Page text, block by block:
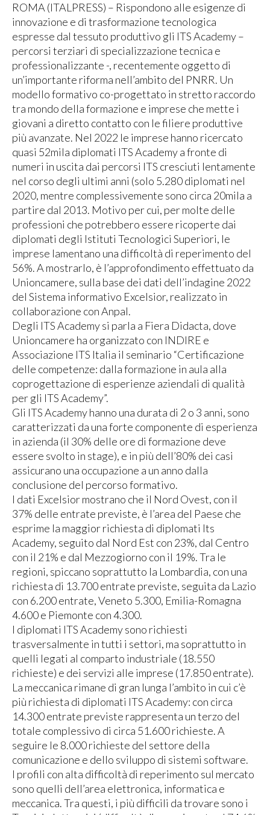
ROMA (ITALPRESS) – Rispondono alle esigenze di
innovazione e di trasformazione tecnologica
espresse dal tessuto produttivo gli ITS Academy –
percorsi terziari di specializzazione tecnica e
professionalizzante -, recentemente oggetto di
un’importante riforma nell’ambito del PNRR. Un
modello formativo co-progettato in stretto raccordo
tra mondo della formazione e imprese che mette i
giovani a diretto contatto con le filiere produttive
più avanzate. Nel 2022 le imprese hanno ricercato
quasi 52mila diplomati ITS Academy a fronte di
numeri in uscita dai percorsi ITS cresciuti lentamente
nel corso degli ultimi anni (solo 5.280 diplomati nel
2020, mentre complessivemente sono circa 20mila a
partire dal 2013. Motivo per cui, per molte delle
professioni che potrebbero essere ricoperte dai
diplomati degli Istituti Tecnologici Superiori, le
imprese lamentano una difficoltà di reperimento del
56%. A mostrarlo, è l’approfondimento effettuato da
Unioncamere, sulla base dei dati dell’indagine 2022
del Sistema informativo Excelsior, realizzato in
collaborazione con Anpal.
Degli ITS Academy si parla a Fiera Didacta, dove
Unioncamere ha organizzato con INDIRE e
Associazione ITS Italia il seminario “Certificazione
delle competenze: dalla formazione in aula alla
coprogettazione di esperienze aziendali di qualità
per gli ITS Academy”.
Gli ITS Academy hanno una durata di 2 o 3 anni, sono
caratterizzati da una forte componente di esperienza
in azienda (il 30% delle ore di formazione deve
essere svolto in stage), e in più dell’80% dei casi
assicurano una occupazione a un anno dalla
conclusione del percorso formativo.
I dati Excelsior mostrano che il Nord Ovest, con il
37% delle entrate previste, è l’area del Paese che
esprime la maggior richiesta di diplomati Its
Academy, seguito dal Nord Est con 23%, dal Centro
con il 21% e dal Mezzogiorno con il 19%. Tra le
regioni, spiccano soprattutto la Lombardia, con una
richiesta di 13.700 entrate previste, seguita da Lazio
con 6.200 entrate, Veneto 5.300, Emilia-Romagna
4.600 e Piemonte con 4.300.
I diplomati ITS Academy sono richiesti
trasversalmente in tutti i set­tori, ma soprattutto in
quelli legati al comparto indu­striale (18.550
richieste) e dei servizi alle imprese (17.850 entrate).
La meccanica rimane di gran lunga l’ambito in cui c’è
più richiesta di diplomati ITS Academy: con circa
14.300 entrate previste rap­presenta un terzo del
totale complessivo di circa 51.600 richieste. A
seguire le 8.000 richieste del settore della
comunicazione e dello svi­luppo di sistemi software.
I profili con alta difficoltà di reperimento sul mercato
sono quelli dell’area elettronica, infor­matica e
meccanica. Tra questi, i più difficili da trovare sono i